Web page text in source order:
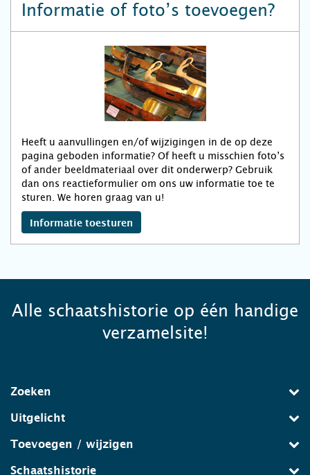
Informatie of foto’s toevoegen?
Heeft u aanvullingen en/of wijzigingen in de op deze
pagina geboden informatie? Of heeft u misschien foto’s
of ander beeldmateriaal over dit onderwerp? Gebruik
dan ons reactieformulier om ons uw informatie toe te
sturen. We horen graag van u!
Informatie toesturen
Alle schaatshistorie op één handige
verzamelsite!
Zoeken
Uitgelicht
Toevoegen / wijzigen
Schaatshistorie